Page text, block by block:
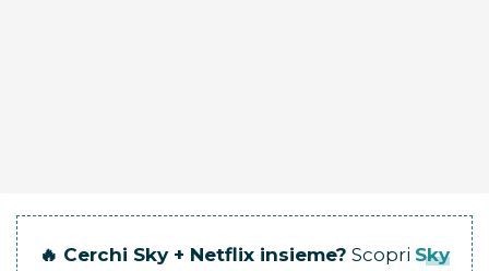
🔥 Cerchi Sky + Netflix insieme? Scopri Sky